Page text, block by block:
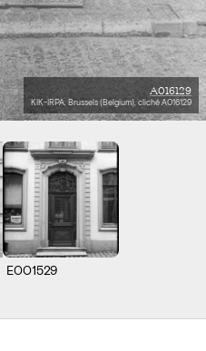
A016129
KIK-IRPA, Brussels (Belgium), cliché A016129
E001529